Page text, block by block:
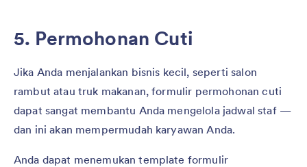
5. Permohonan Cuti
Jika Anda menjalankan bisnis kecil, seperti salon
rambut atau truk makanan, formulir permohonan cuti
dapat sangat membantu Anda mengelola jadwal staf —
dan ini akan mempermudah karyawan Anda.
Anda dapat menemukan template formulir